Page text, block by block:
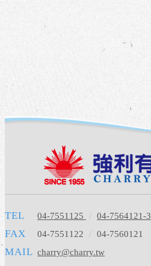
TEL 04-7551125 / 04-7564121-3
FAX 04-7551122 / 04-7560121
MAIL charry@charry.tw